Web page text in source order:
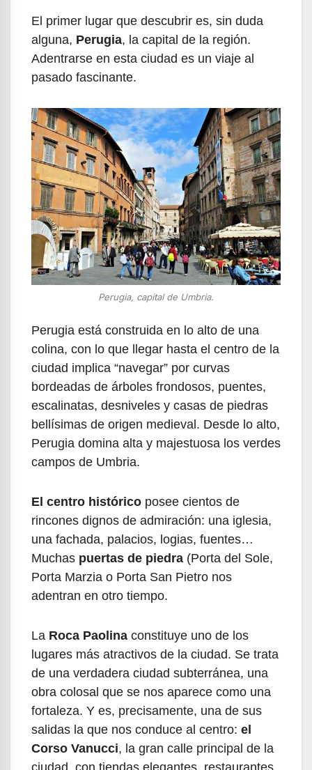
El primer lugar que descubrir es, sin duda
alguna, Perugia, la capital de la región.
Adentrarse en esta ciudad es un viaje al
pasado fascinante.
Perugia, capital de Umbria.
Perugia está construida en lo alto de una
colina, con lo que llegar hasta el centro de la
ciudad implica “navegar” por curvas
bordeadas de árboles frondosos, puentes,
escalinatas, desniveles y casas de piedras
bellísimas de origen medieval. Desde lo alto,
Perugia domina alta y majestuosa los verdes
campos de Umbria.
El centro histórico posee cientos de
rincones dignos de admiración: una iglesia,
una fachada, palacios, logias, fuentes…
Muchas puertas de piedra (Porta del Sole,
Porta Marzia o Porta San Pietro nos
adentran en otro tiempo.
La Roca Paolina constituye uno de los
lugares más atractivos de la ciudad. Se trata
de una verdadera ciudad subterránea, una
obra colosal que se nos aparece como una
fortaleza. Y es, precisamente, una de sus
salidas la que nos conduce al centro: el
Corso Vanucci, la gran calle principal de la